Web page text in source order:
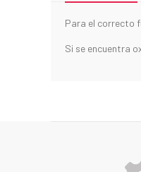
Para el correcto
Si se encuentra